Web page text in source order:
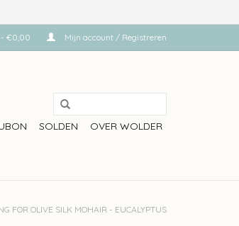
€0,00 Mijn account / Registreren
SOLDEN OVER WOLDER
FOR OLIVE SILK MOHAIR - EUCALYPTUS